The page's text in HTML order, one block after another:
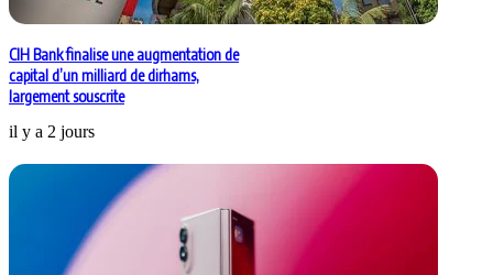
CIH Bank finalise une augmentation de
capital d’un milliard de dirhams,
largement souscrite
il y a 2 jours